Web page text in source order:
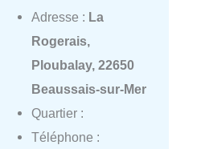
Adresse : La
Rogerais,
Ploubalay, 22650
Beaussais-sur-Mer
Quartier :
Téléphone :